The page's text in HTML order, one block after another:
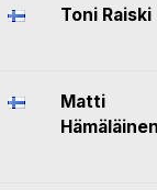
Toni Raiski
Matti